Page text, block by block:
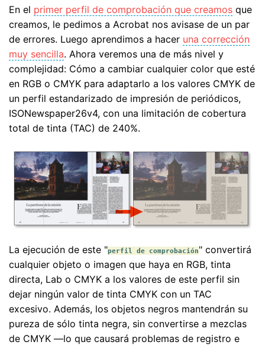
En el primer perfil de comprobación que creamos que
creamos, le pedimos a Acrobat nos avisase de un par
de errores. Luego aprendimos a hacer una corrección
muy sencilla. Ahora veremos una de más nivel y
complejidad: Cómo a cambiar cualquier color que esté
en RGB o CMYK para adaptarlo a los valores CMYK de
un perfil estandarizado de impresión de periódicos,
ISONewspaper26v4, con una limitación de cobertura
total de tinta (TAC) de 240%.
La ejecución de este "perfil de comprobación" convertirá
cualquier objeto o imagen que haya en RGB, tinta
directa, Lab o CMYK a los valores de este perfil sin
dejar ningún valor de tinta CMYK con un TAC
excesivo. Además, los objetos negros mantendrán su
pureza de sólo tinta negra, sin convertirse a mezclas
de CMYK —lo que causará problemas de registro e